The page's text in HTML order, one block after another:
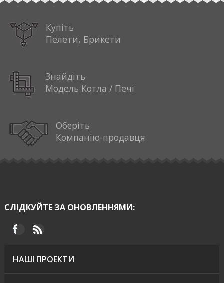
Купіть
Пелети, Брикети
Знайдіть
Модель Котла / Печі
Оберіть
Компанію-продавця
СЛІДКУЙТЕ ЗА ОНОВЛЕННЯМИ:
НАШІ ПРОЕКТИ